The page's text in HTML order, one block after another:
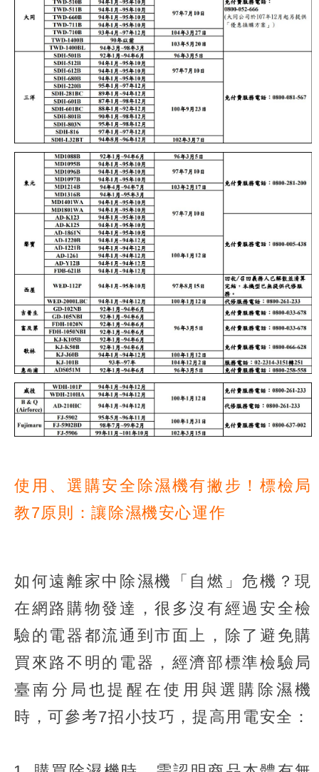
使用、選購安全除濕機有撇步！標檢局
教7原則：讓除濕機安心運作
如何遠離家中除濕機「自燃」危機？現
在網路購物發達，很多沒有經過安全檢
驗的電器都流通到市面上，除了避免購
買來路不明的電器，經濟部標準檢驗局
臺南分局也提醒在使用與選購除濕機
時，可參考7招小技巧，提高用電安全：